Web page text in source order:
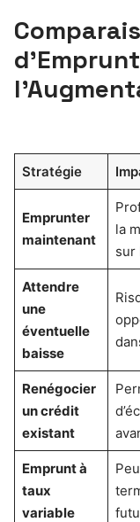
Stratégie
Emprunter
maintenant
la
sur
Attendre
une
éventuelle
baisse
Renégocier
un crédit
existant
Emprunt à
taux
variable